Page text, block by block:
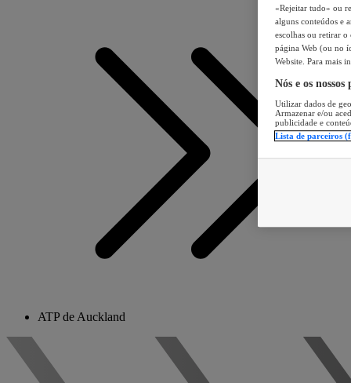
ATP de Auckland
«Rejeitar tudo» ou
alguns conteúdos e
escolhas ou retirar
página Web (ou no
Website. Para mais
Nós e os
Utilizar dados de
Armazenar e/ou
publicidade e
Lista de parceiros